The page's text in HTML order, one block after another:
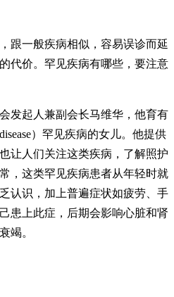
跟一般疾病相似，容易误诊而延
代价。罕见疾病有哪些，要注意
发起人兼副会长马维华，他育有
）罕见疾病的女儿。他提供
让人们关注这类疾病，了解照护
，这类罕见疾病患者从年轻时就
认识，加上普遍症状如疲劳、手
患上此症，后期会影响心脏和肾
竭。